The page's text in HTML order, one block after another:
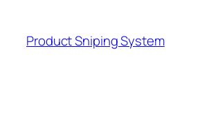
content
Product Sniping System